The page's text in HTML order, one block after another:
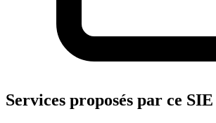
Services proposés par ce SIE